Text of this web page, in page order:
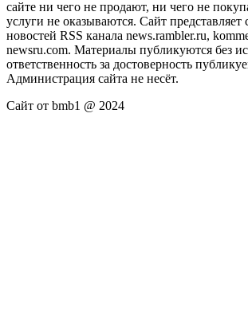
сайте ни чего не продают, ни чего не
услуги не оказываются. Сайт представляет
новостей RSS канала news.rambler.ru,
newsru.com. Материалы публикуются без
ответственность за достоверность
Администрация сайта не несёт.
Сайт от bmb1 @ 2024